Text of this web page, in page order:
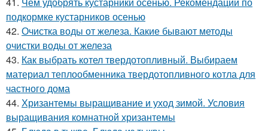
подкормке кустарников осенью
42. Очистка воды от железа. Какие бывают методы
очистки воды от железа
43. Как выбрать котел твердотопливный. Выбираем
материал теплообменника твердотопливного котла для
частного дома
44. Хризантемы выращивание и уход зимой. Условия
выращивания комнатной хризантемы